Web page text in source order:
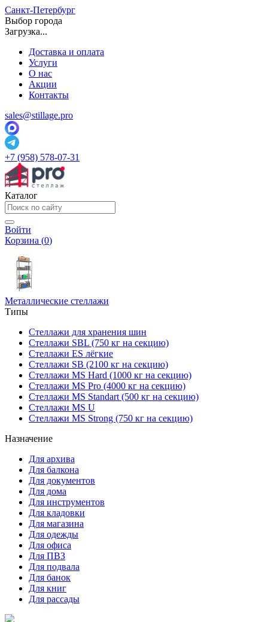
Санкт-Петербург
Выбор города
Загрузка...
Доставка и оплата
Услуги
О нас
Акции
Контакты
sales@stillage.pro
+7 (958) 578-07-31
Каталог
Войти
Корзина (0)
Металлические стеллажи
Типы
Стеллажи для хранения шин
Стеллажи SBL (750 кг на секцию)
Стеллажи ES лёгкие
Стеллажи SB (2100 кг на секцию)
Стеллажи MS Hard (1000 кг на секцию)
Стеллажи MS Pro (4000 кг на секцию)
Стеллажи MS Standart (500 кг на секцию)
Стеллажи MS U
Стеллажи MS Strong (750 кг на секцию)
Назначение
Для архива
Для балкона
Для документов
Для дома
Для инструментов
Для кладовки
Для магазина
Для одежды
Для офиса
Для ПВЗ
Для подвала
Для банок
Для книг
Для рассады